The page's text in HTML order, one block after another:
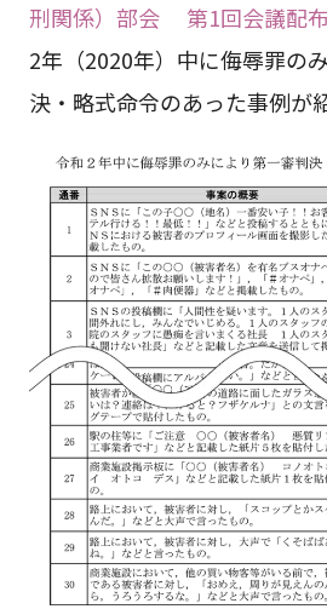
刑関係）部会 第1回会議配
2年（2020年）中に侮辱罪の
決・略式命令のあった事例が